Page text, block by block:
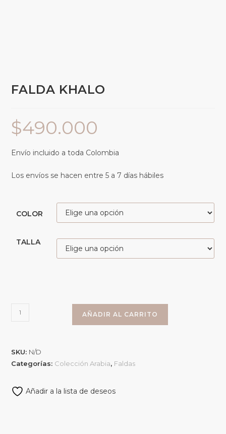
FALDA KHALO
$490.000
Envío incluido a toda Colombia
Los envíos se hacen entre 5 a 7 días hábiles
COLOR
TALLA
AÑADIR AL CARRITO
SKU: N/D
Categorías: Colección Arabia, Faldas
Añadir a la lista de deseos